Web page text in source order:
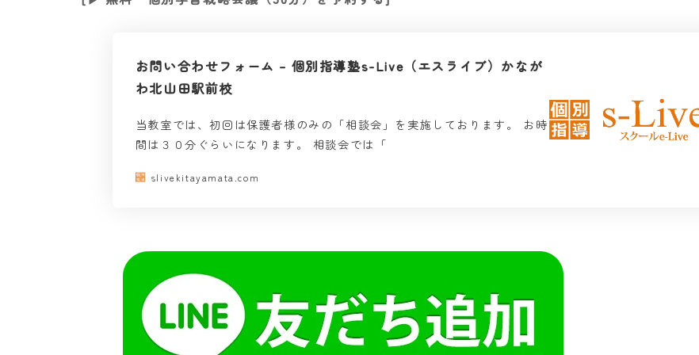
お問い合わせフォーム – 個別指導塾s-Live（エスライブ）かなが
わ北山田駅前校
当教室では、初回は保護者様のみの「相談会」を実施しております。 お時
間は３０分ぐらいになります。 相談会では「
slivekitayamata.com